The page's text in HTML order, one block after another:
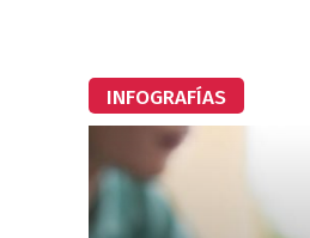
INFOGRAFÍAS